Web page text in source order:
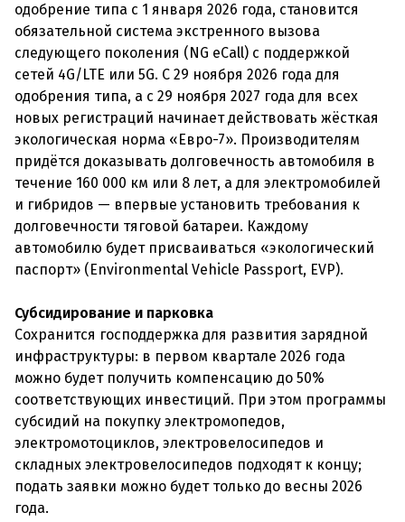
одобрение типа с 1 января 2026 года, становится
обязательной система экстренного вызова
следующего поколения (NG eCall) с поддержкой
сетей 4G/LTE или 5G. С 29 ноября 2026 года для
одобрения типа, а с 29 ноября 2027 года для всех
новых регистраций начинает действовать жёсткая
экологическая норма «Евро-7». Производителям
придётся доказывать долговечность автомобиля в
течение 160 000 км или 8 лет, а для электромобилей
и гибридов — впервые установить требования к
долговечности тяговой батареи. Каждому
автомобилю будет присваиваться «экологический
паспорт» (Environmental Vehicle Passport, EVP).
Субсидирование и парковка
Сохранится господдержка для развития зарядной
инфраструктуры: в первом квартале 2026 года
можно будет получить компенсацию до 50%
соответствующих инвестиций. При этом программы
субсидий на покупку электромопедов,
электромотоциклов, электровелосипедов и
складных электровелосипедов подходят к концу;
подать заявки можно будет только до весны 2026
года.